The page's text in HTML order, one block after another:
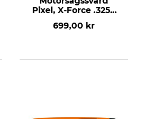
Pixel, X-Force .325",
1,3 mm, 15", 64 DL
699,00 kr